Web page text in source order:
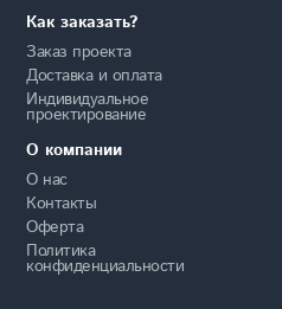
Как заказать?
Заказ проекта
Доставка и оплата
Индивидуальное
проектирование
О компании
О нас
Контакты
Оферта
Политика
конфиденциальности